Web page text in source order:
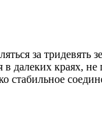
за
далеких краях,
стабильное